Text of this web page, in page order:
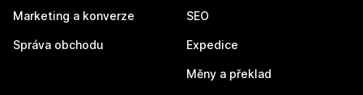
Marketing a konverze
Správa obchodu
SEO
Expedice
Měny a překlad